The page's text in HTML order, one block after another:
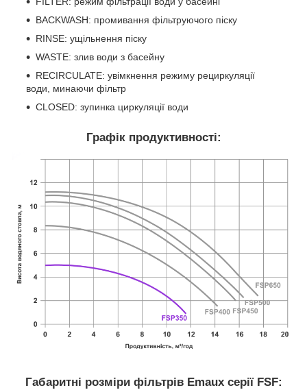
BACKWASH: промивання фільтруючого піску
RINSE: ущільнення піску
WASTE: злив води з басейну
RECIRCULATE: увімкнення режиму рециркуляції
води, минаючи фільтр
CLOSED: зупинка циркуляції води
Графік продуктивності:
Габаритні розміри фільтрів Emaux серії FSF: